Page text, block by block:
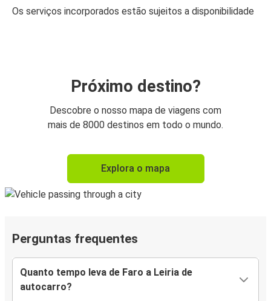
Os serviços incorporados estão sujeitos a disponibilidade
Próximo destino?
Descobre o nosso mapa de viagens com
mais de 8000 destinos em todo o mundo.
Explora o mapa
Perguntas frequentes
Quanto tempo leva de Faro a Leiria de
autocarro?